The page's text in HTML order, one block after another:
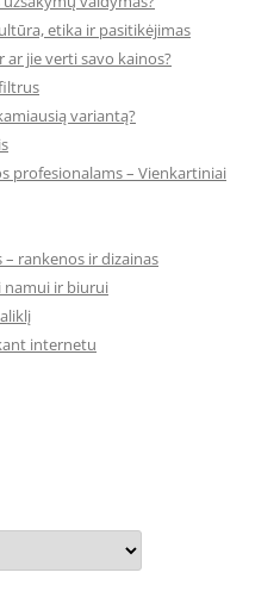
etika ir pasitikėjimas
jie verti savo kainos?
variantą?
profesionalams – Vienkartiniai
rankenos ir dizainas
namui ir biurui
internetu